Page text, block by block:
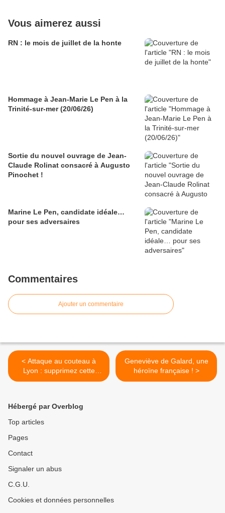
Vous aimerez aussi
RN : le mois de juillet de la honte
Hommage à Jean-Marie Le Pen à la
Trinité-sur-mer (20/06/26)
Sortie du nouvel ouvrage de Jean-
Claude Rolinat consacré à Augusto
Pinochet !
Marine Le Pen, candidate idéale…
pour ses adversaires
Commentaires
Ajouter un commentaire
< Attaque au couteau à
Lyon : supprimez cette
vidéo que je ne saurais voir
Geneviève de Galard, une
héroïne française ! >
Hébergé par Overblog
Top articles
Pages
Contact
Signaler un abus
C.G.U.
Cookies et données personnelles